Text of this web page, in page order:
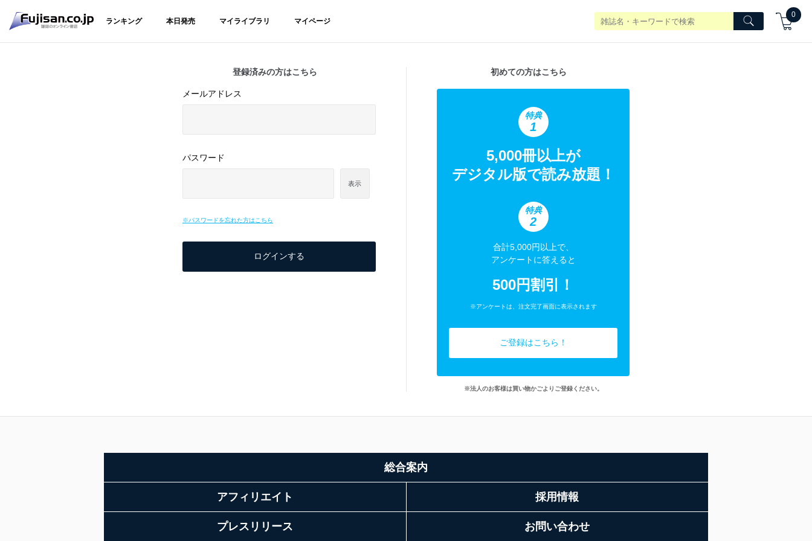
ランキング 本日発売 マイライブラリ マイページ
0
登録済みの方はこちら
メールアドレス
パスワード
表示
※パスワードを忘れた方はこちら
初めての方はこちら
特典
1
5,000冊以上が
デジタル版で読み放題！
特典
2
合計5,000円以上で、
アンケートに答えると
500円割引！
※アンケートは、注文完了画面に表示されます
ご登録はこちら！
※法人のお客様は買い物かごよりご登録ください。
総合案内
アフィリエイト 採用情報
プレスリリース お問い合わせ